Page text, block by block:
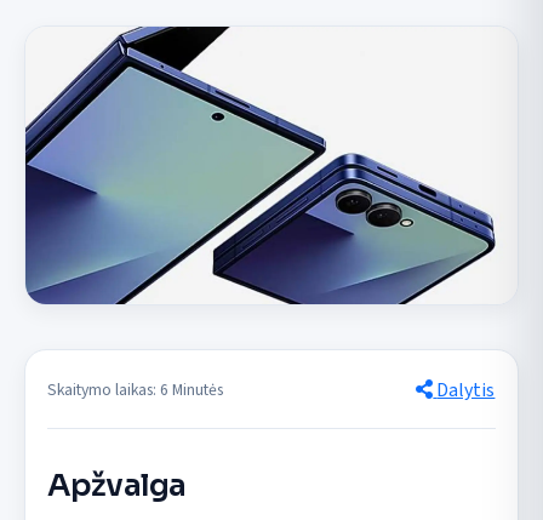
Skaitymo laikas: 6 Minutės Dalytis
Apžvalga